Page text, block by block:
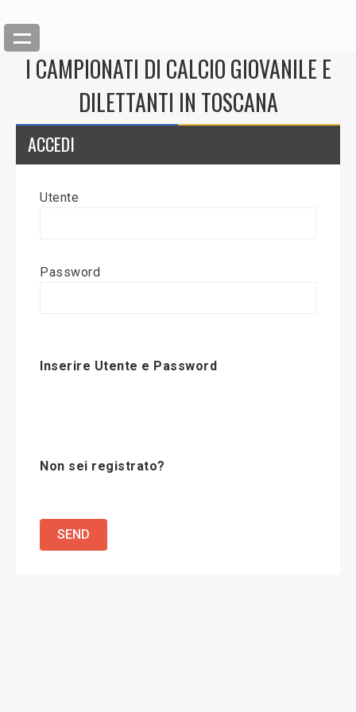
Back
Modifica News
I CAMPIONATI DI CALCIO GIOVANILE E
DILETTANTI IN TOSCANA
ACCEDI
Utente
Password
Inserire Utente e Password
Non sei registrato?